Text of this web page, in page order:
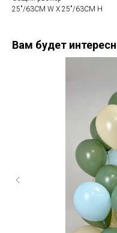
25"/63CM W X 25"/63CM H
Вам будет